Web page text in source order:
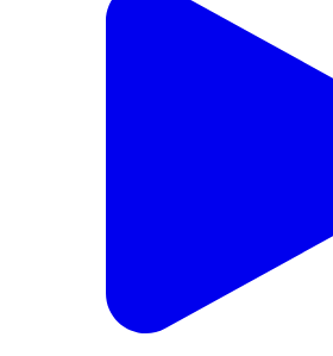
गंधवानी: अवल्दामान के पीएम श्री हाई
अभियान के तहत कार्यक्रम सम्पन्न